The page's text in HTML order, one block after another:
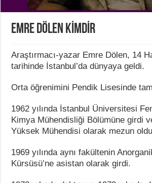
EMRE DÖLEN KİMDİR
Araştırmacı-yazar Emre Dölen, 14
tarihinde İstanbul’da dünyaya geldi.
Orta öğrenimini Pendik Lisesinde
1962 yılında İstanbul Üniversitesi
Kimya Mühendisliği Bölümüne girdi
Yüksek Mühendisi olarak mezun
1969 yılında aynı fakültenin
Kürsüsü’ne asistan olarak girdi.